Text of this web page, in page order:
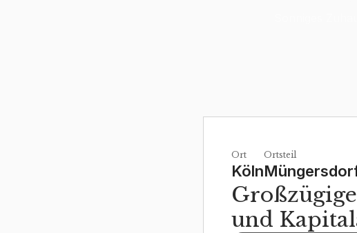
Ort
Köln
Ortsteil
und